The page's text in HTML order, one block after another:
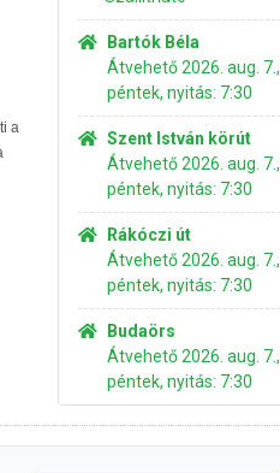
a
Bartók Béla
Átvehető 2026. aug. 7.,
péntek, nyitás: 7:30
Szent István körút
Átvehető 2026. aug. 7.,
péntek, nyitás: 7:30
Rákóczi út
Átvehető 2026. aug. 7.,
péntek, nyitás: 7:30
Budaörs
Átvehető 2026. aug. 7.,
péntek, nyitás: 7:30